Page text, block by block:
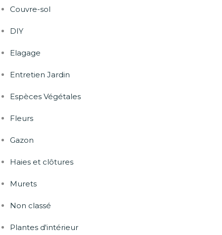
Couvre-sol
DIY
Elagage
Entretien Jardin
Espèces Végétales
Fleurs
Gazon
Haies et clôtures
Murets
Non classé
Plantes d'intérieur